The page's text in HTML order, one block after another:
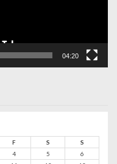
04:20
F S
S
4 5
6